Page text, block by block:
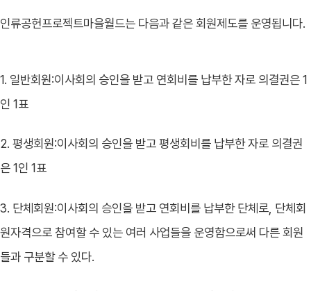
인류공헌프로젝트마을월드는 다음과 같은 회원제도를 운영됩니다.
1. 일반회원:이사회의 승인을 받고 연회비를 납부한 자로 의결권은 1
인 1표
2. 평생회원:이사회의 승인을 받고 평생회비를 납부한 자로 의결권
은 1인 1표
3. 단체회원:이사회의 승인을 받고 연회비를 납부한 단체로, 단체회
원자격으로 참여할 수 있는 여러 사업들을 운영함으로써 다른 회원
들과 구분할 수 있다.